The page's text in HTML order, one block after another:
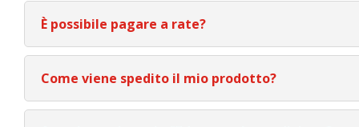
È possibile pagare a rate?
Come viene spedito il mio prodotto?